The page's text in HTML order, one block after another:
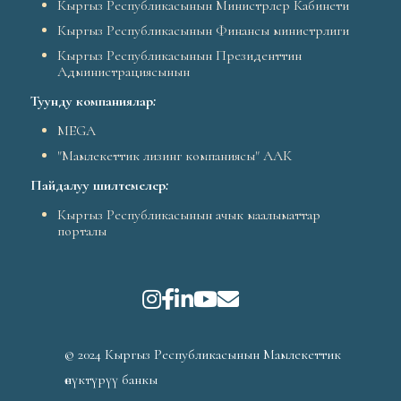
Кыргыз Республикасынын Министрлер Кабинети
Кыргыз Республикасынын Финансы министрлиги
Кыргыз Республикасынын Президенттин
Администрациясынын
Туунду компаниялар:
MEGA
"Мамлекеттик лизинг компаниясы" ААК
Пайдалуу шилтемелер:
Кыргыз Республикасынын ачык маалыматтар
порталы
© 2024 Кыргыз Республикасынын Мамлекеттик
өнүктүрүү банкы